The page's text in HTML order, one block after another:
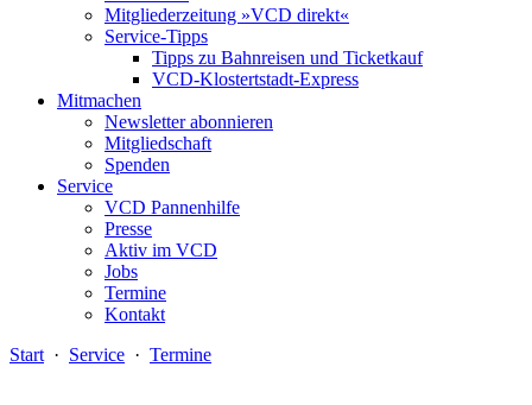
Mitgliederzeitung »VCD direkt«
Service-Tipps
Tipps zu Bahnreisen und Ticketkauf
VCD-Klostertstadt-Express
Mitmachen
Newsletter abonnieren
Mitgliedschaft
Spenden
Service
VCD Pannenhilfe
Presse
Aktiv im VCD
Jobs
Termine
Kontakt
Start · Service · Termine